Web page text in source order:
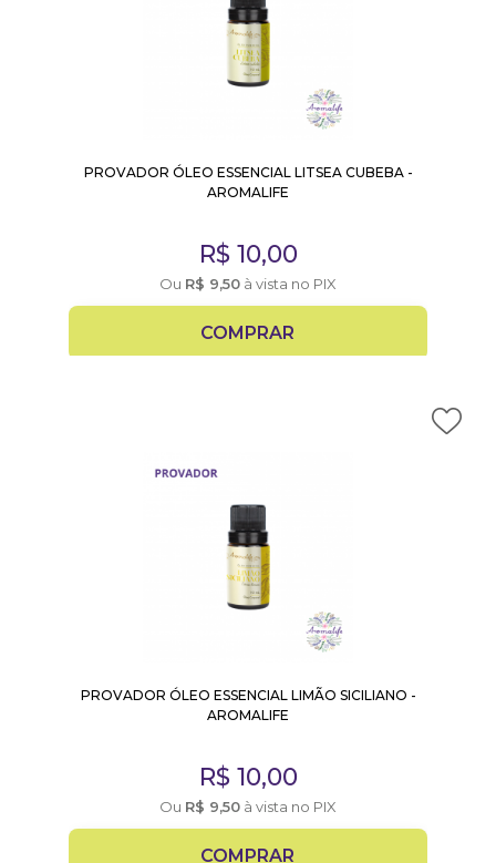
PROVADOR ÓLEO ESSENCIAL LITSEA CUBEBA -
AROMALIFE
R$ 10,00
Ou R$ 9,50 à vista no PIX
COMPRAR
PROVADOR ÓLEO ESSENCIAL LIMÃO SICILIANO -
AROMALIFE
R$ 10,00
Ou R$ 9,50 à vista no PIX
COMPRAR